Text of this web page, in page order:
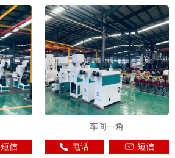
短信
车间一角
电话 短信